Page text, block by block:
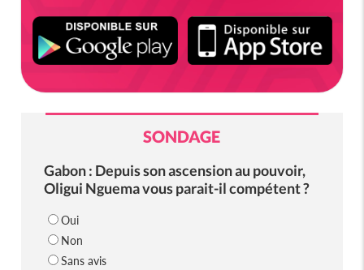
SONDAGE
Gabon : Depuis son ascension au pouvoir,
Oligui Nguema vous parait-il compétent ?
Oui
Non
Sans avis